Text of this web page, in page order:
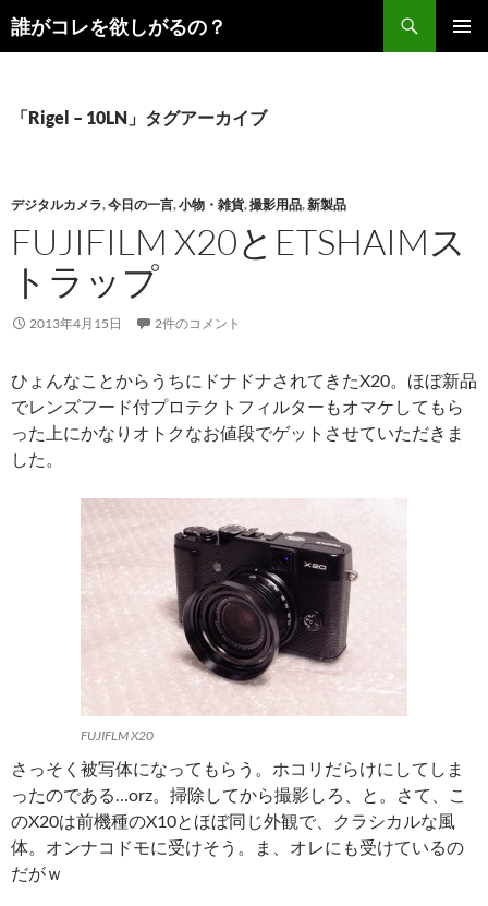
コ
ン
キ
誰がコレを欲しがるの？
検
索
「Rigel – 10LN」タグアーカイブ
デジタルカメラ,今日の一言,小物・雑貨,撮影用品,新製品
FUJIFILM X20とETSHAIMス
トラップ
2013年4月15日 2件のコメント
ひょんなことからうちにドナドナされてきたX20。ほぼ新品
でレンズフード付プロテクトフィルターもオマケしてもら
った上にかなりオトクなお値段でゲットさせていただきま
した。
FUJIFLM X20
さっそく被写体になってもらう。ホコリだらけにしてしま
ったのである…orz。掃除してから撮影しろ、と。さて、こ
のX20は前機種のX10とほぼ同じ外観で、クラシカルな風
体。オンナコドモに受けそう。ま、オレにも受けているの
だがｗ